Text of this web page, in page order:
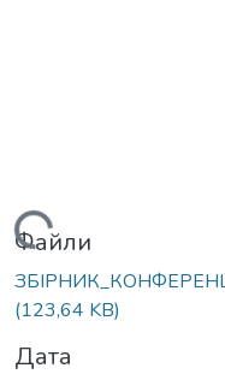
Вантажиться...
Файли
(123,64 KB)
Дата